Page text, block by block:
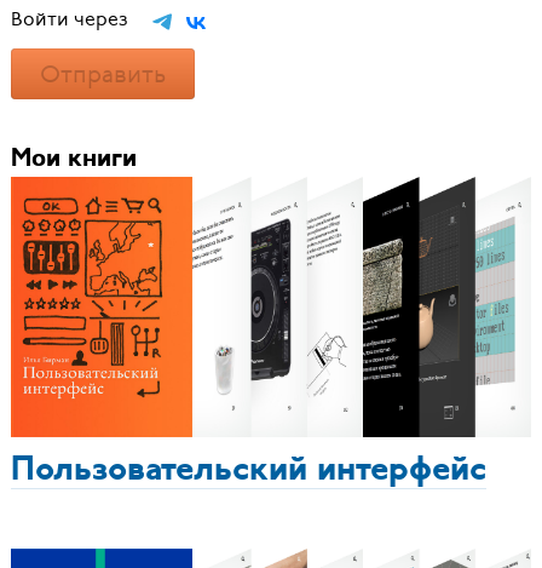
Войти через
Отправить
Мои книги
Пользовательский интерфейс